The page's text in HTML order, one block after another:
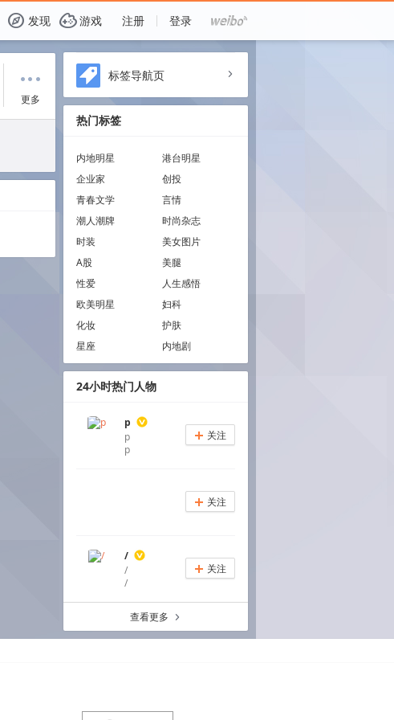
F 发现 G游戏 注册 登录
i
更多
标签导航页 a
热门标签
内地明星
港台明星
企业家
创投
青春文学
言情
潮人潮牌
时尚杂志
时装
美女图片
A股
美腿
性爱
人生感悟
欧美明星
妇科
化妆
护肤
星座
内地剧
24小时热门人物
p
p
p
+ 关注
+ 关注
/
/
/
+ 关注
查看更多 a